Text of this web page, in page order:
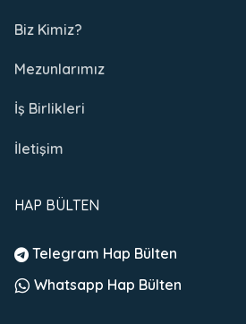
Biz Kimiz?
Mezunlarımız
İş Birlikleri
İletişim
HAP BÜLTEN
Telegram Hap Bülten
Whatsapp Hap Bülten